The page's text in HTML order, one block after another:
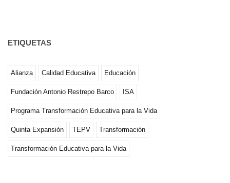
ETIQUETAS
Alianza Calidad Educativa Educación
Fundación Antonio Restrepo Barco ISA
Programa Transformación Educativa para la Vida
Quinta Expansión TEPV Transformación
Transformación Educativa para la Vida